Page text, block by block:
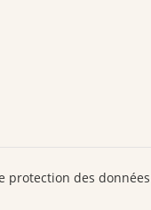
protection des données